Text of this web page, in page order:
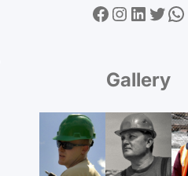
Facebook Instagram LinkedIn Twitter WhatsApp
Gallery